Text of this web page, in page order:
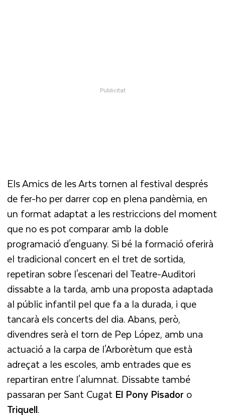
Els Amics de les Arts tornen al festival després
de fer-ho per darrer cop en plena pandèmia, en
un format adaptat a les restriccions del moment
que no es pot comparar amb la doble
programació d'enguany. Si bé la formació oferirà
el tradicional concert en el tret de sortida,
repetiran sobre l'escenari del Teatre-Auditori
dissabte a la tarda, amb una proposta adaptada
al públic infantil pel que fa a la durada, i que
tancarà els concerts del dia. Abans, però,
divendres serà el torn de Pep López, amb una
actuació a la carpa de l'Arborètum que està
adreçat a les escoles, amb entrades que es
repartiran entre l'alumnat. Dissabte també
passaran per Sant Cugat El Pony Pisador o
Triquell.